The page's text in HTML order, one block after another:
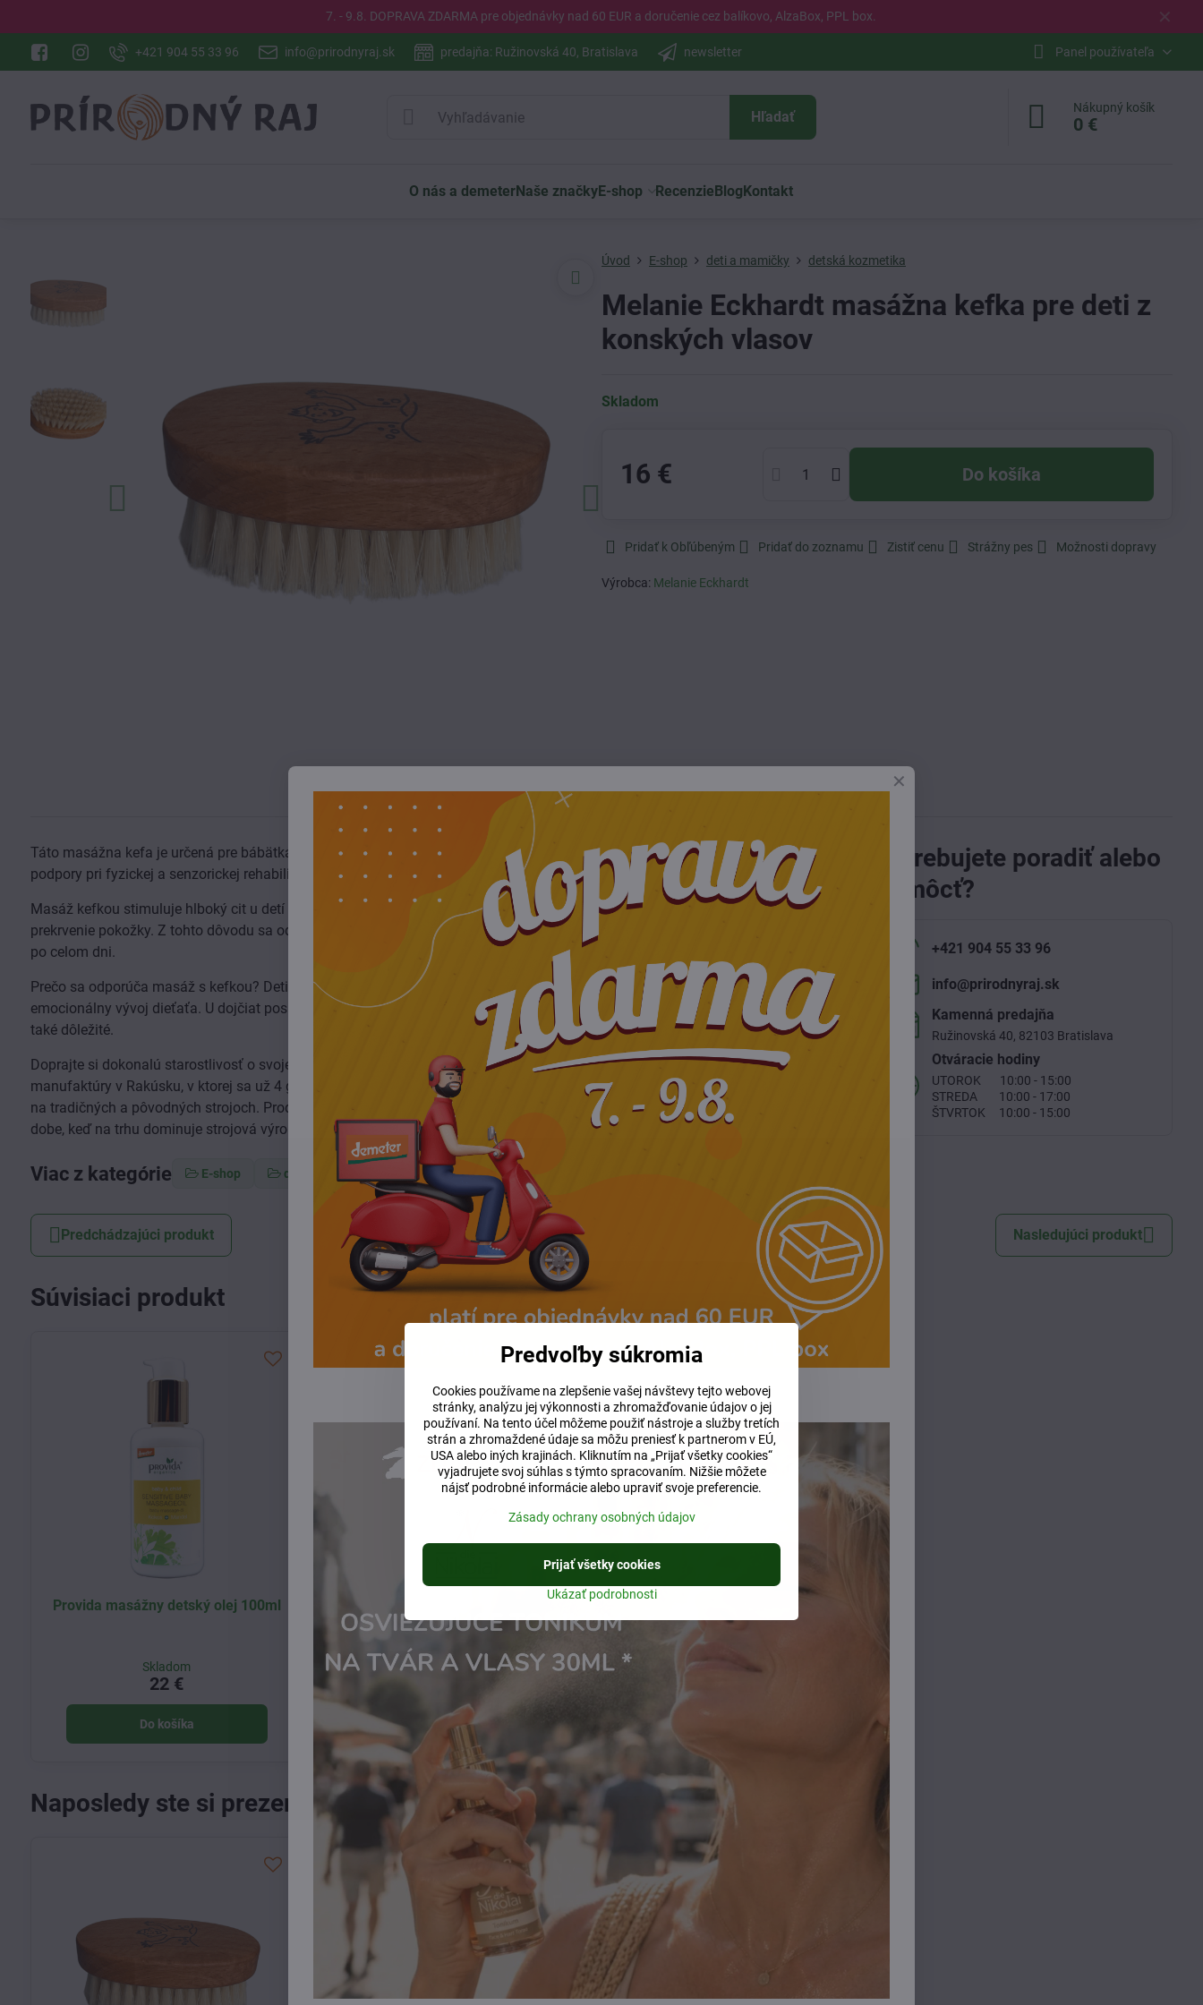
✕
7. - 9.8. DOPRAVA ZDARMA pre objednávky nad 60 EUR a doručenie cez balíkovo, AlzaBox, PPL box.
+421 904 55 33 96 info@prirodnyraj.sk predajňa: Ružinovská 40, Bratislava newsletter Panel používateľa
Hľadať
Nákupný košík
0 €
O nás a demeterNaše značkyE-shop RecenzieBlogKontakt
Úvod E-shop deti a mamičky detská kozmetika
Melanie Eckhardt masážna kefka pre deti z
konských vlasov
Skladom
16 € Do košíka
Pridať k Obľúbeným Pridať do zoznamu Zistiť cenu Strážny pes Možnosti dopravy
Výrobca: Melanie Eckhardt
Popis
Táto masážna kefa je určená pre bábätká, deti, ale aj dospelých v každom veku :-) Fyzioterapeuti ju odporúčajú ako formu
podpory pri fyzickej a senzorickej rehabilitácii. Je tiež ideálna aj na masáž jaziev.
Masáž kefkou stimuluje hlboký cit u detí a má tiež upokojujúce a relaxačné účinky. Podporuje tiež lymfatickú drenáž a zlepšuje
prekrvenie pokožky. Z tohto dôvodu sa odporúča masírovať deti popoludní a večer ako súčasť rituálu zaspávania a upokojenia sa
po celom dni.
Prečo sa odporúča masáž s kefkou? Deti sa totiž vyvíjajú prostredníctvom dotyku. Tento podnet má obrovský vplyv na
emocionálny vývoj dieťaťa. U dojčiat poskytuje dotyk prvé informácie o prostredí. Preto je objatie detí a kontakt s ich pokožkou
také dôležité.
Doprajte si dokonalú starostlivosť o svoje dieťatko pomocou tejto drevenej kefy z remeselnej a trvaloudržateľnej výroby malej
manufaktúry v Rakúsku, v ktorej sa už 4 generácie venujú poctivej ručnej výrobe kief. Využívajú lokálne suroviny a kefy vyrábajú
na tradičných a pôvodných strojoch. Produkty značky Melanie Eckhardt sú určené pre tie z Vás, ktoré si cenia prírodné veci. V
dobe, keď na trhu dominuje strojová výroba, kefy značky Melanie Eckhardt zachovávajú tradíciu ručnej výroby kief.
Viac z kategórie E-shop deti a mamičky detská kozmetika
Potrebujete poradiť alebo
pomôcť?
+421 904 55 33 96
info​@prirodnyraj​.sk
Kamenná predajňa
Ružinovská 40, 82103 Bratislava
Otváracie hodiny
UTOROK 10:00 - 15:00
STREDA 10:00 - 17:00
ŠTVRTOK 10:00 - 15:00
Predchádzajúci produkt Nasledujúci produkt
Súvisiaci produkt
Provida masážny detský olej 100ml
Skladom
22 €
Do košíka
kamilkami 150ml
Skladom
Do košíka
svetelným koreňom a mandarínkou
75ml
Skladom
Naposledy ste si prezerali
Predvoľby súkromia
Cookies používame na zlepšenie vašej návštevy tejto webovej
stránky, analýzu jej výkonnosti a zhromažďovanie údajov o jej
používaní. Na tento účel môžeme použiť nástroje a služby tretích
strán a zhromaždené údaje sa môžu preniesť k partnerom v EÚ,
USA alebo iných krajinách. Kliknutím na „Prijať všetky cookies“
vyjadrujete svoj súhlas s týmto spracovaním. Nižšie môžete
nájsť podrobné informácie alebo upraviť svoje preferencie.
Zásady ochrany osobných údajov
Ukázať podrobnosti
Prijať všetky cookies